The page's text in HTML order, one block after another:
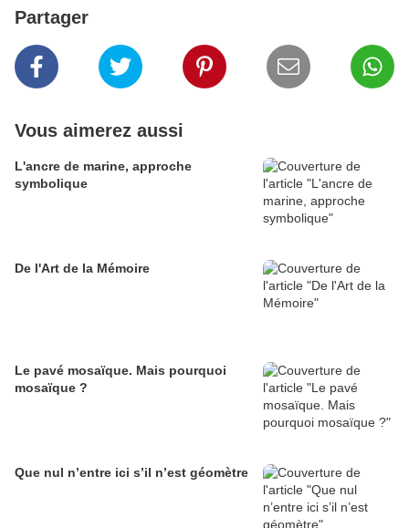
Partager
Vous aimerez aussi
L'ancre de marine, approche
symbolique
De l'Art de la Mémoire
Le pavé mosaïque. Mais pourquoi
mosaïque ?
Que nul n’entre ici s’il n’est géomètre